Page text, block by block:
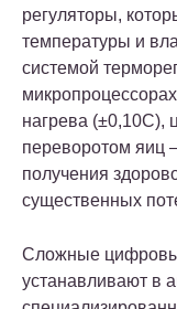
регуляторы,
температуры и
системой
нагрева (±0,10С),
переворотом яиц
получения
существенных
Сложные
устанавливают в